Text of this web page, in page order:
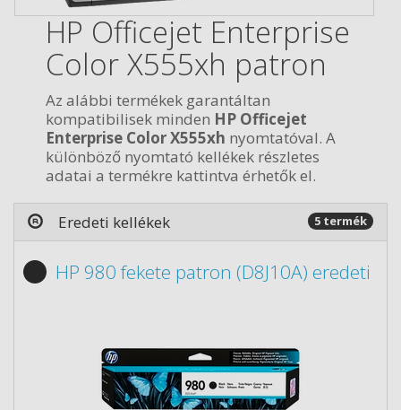
HP Officejet Enterprise
Color X555xh patron
Az alábbi termékek garantáltan
kompatibilisek minden HP Officejet
Enterprise Color X555xh nyomtatóval. A
különböző nyomtató kellékek részletes
adatai a termékre kattintva érhetők el.
Eredeti kellékek 5 termék
HP 980 fekete patron (D8J10A) eredeti